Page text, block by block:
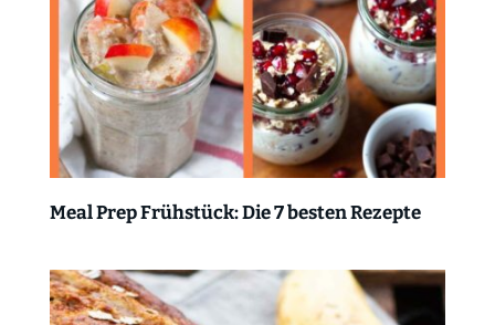
Meal Prep Frühstück: Die 7 besten Rezepte